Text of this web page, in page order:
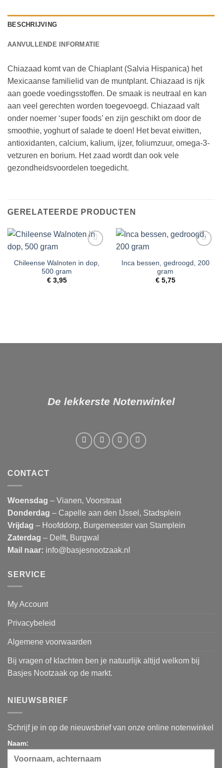
BESCHRIJVING
AANVULLENDE INFORMATIE
Chiazaad komt van de Chiaplant (Salvia Hispanica) het
Mexicaanse familielid van de muntplant. Chiazaad is rijk
aan goede voedingsstoffen. De smaak is neutraal en kan
aan veel gerechten worden toegevoegd. Chiazaad valt
onder noemer ‘super foods’ en zijn geschikt om door de
smoothie, yoghurt of salade te doen! Het bevat eiwitten,
antioxidanten, calcium, kalium, ijzer, foliumzuur, omega-3-
vetzuren en borium. Het zaad wordt dan ook vele
gezondheidsvoordelen toegedicht.
GERELATEERDE PRODUCTEN
aan
verlanglijst
Chileense Walnoten in dop,
500 gram
€3,95
aan
verlanglijst
Inca bessen, gedroogd, 200
gram
€5,75
De lekkerste Notenwinkel
CONTACT
Woensdag – Vianen, Voorstraat
Donderdag – Capelle aan den IJssel, Stadsplein
Vrijdag – Hoofddorp, Burgemeester van Stamplein
Zaterdag – Delft, Burgwal
Mail naar: info@basjesnootzaak.nl
SERVICE
My Account
Privacybeleid
Algemene voorwaarden
Bij vragen of klachten ben je natuurlijk altijd welkom bij
Basjes Nootzaak op de markt.
NIEUWSBRIEF
Schrijf je in op de nieuwsbrief van onze online notenwinkel
Naam: